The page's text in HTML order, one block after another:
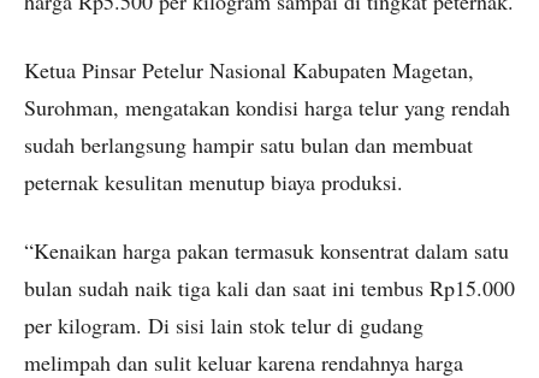
Ketua Pinsar Petelur Nasional Kabupaten Magetan,
Surohman, mengatakan kondisi harga telur yang rendah
sudah berlangsung hampir satu bulan dan membuat
peternak kesulitan menutup biaya produksi.
“Kenaikan harga pakan termasuk konsentrat dalam satu
bulan sudah naik tiga kali dan saat ini tembus Rp15.000
per kilogram. Di sisi lain stok telur di gudang
melimpah dan sulit keluar karena rendahnya harga